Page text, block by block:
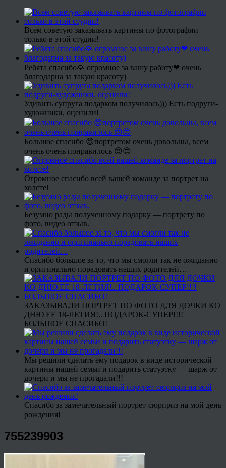
Всем советую заказывать картины по фотографии
только в этой студии!
Ребята спасибо🙏 огромное за вашу работу❤ очень
благодарна за такую красоту)
Удивить супруга подарком получилось))) Есть подруги-
художники, оценили!
Большое спасибо 😍портретом очень довольны, всем
очень очень понравилось 😍😍
Огромное спасибо всей вашей команде за портрет на
холсте!
Безумно рады полученному подарку — портрету по
фото, видео отзыв.
Спасибо большое за то, что мы смогли так не ожиданно
и оригинально порадовать наших родителей…
ЗАКАЗЫВАЛИ ПОРТРЕТ ПО ФОТО ДЛЯ ДОЧКИ КО
ДНЮ ЕЕ 18-ЛЕТИЯ!.. ПОДАРОК-СУПЕР!!!!
БОЛЬШОЕ СПАСИБО!
Мы решили сделать ему подарок в виде исторической
картины нашей семьи и подарить статуэтку — шарж от
дочери и мы не прогадали!!!
Спасибо за замечательный портрет-сюрприз на мой день
рождения!
755239903